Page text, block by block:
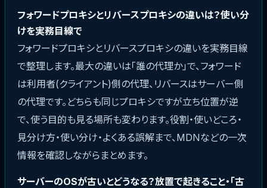
フォワードプロキシとリバースプロキシの違いは？使い分
けを実務目線で
フォワードプロキシとリバースプロキシの違いを実務目線
で整理します。最大の違いは「誰の代理か」で、フォワード
は利用者(クライアント)側の代理、リバースはサーバー側
の代理です。どちらも同じプロキシですが立ち位置が逆
で、使う目的も見る場所も変わります。役割・使いどころ・
見分け方・使い分け・よくある誤解まで、MDNなどの一次
情報を確認しながらまとめます。
サーバーのOSが古いとどうなる？放置で起きること・「古